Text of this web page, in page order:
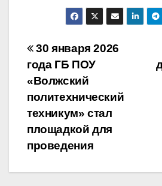
Навигация
по
записям
30 января 2026
года ГБ ПОУ
«Волжский
политехнический
техникум» стал
площадкой для
проведения